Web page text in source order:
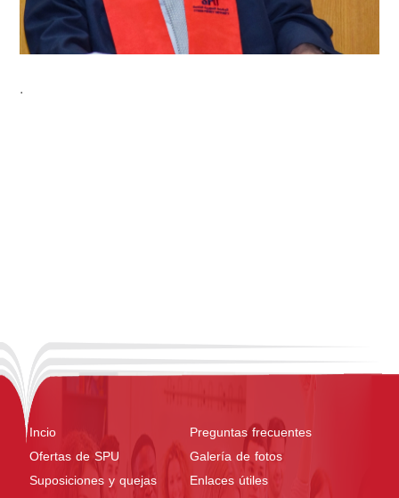
.
Incio
Preguntas frecuentes
Ofertas de SPU
Galería de fotos
Suposiciones y quejas
Enlaces útiles